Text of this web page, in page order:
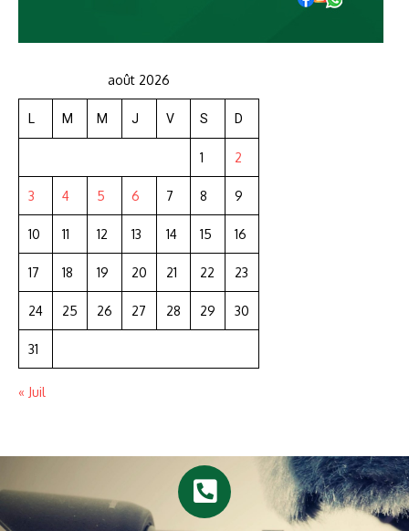
août 2026
L M M J V S D
1 2
3 4 5 6 7 8 9
10 11 12 13 14 15 16
17 18 19 20 21 22 23
24 25 26 27 28 29 30
31
« Juil